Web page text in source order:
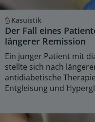
Kasuistik
Der Fall eines
längerer Remission
Ein junger Patient mit
stellte sich nach
antidiabetische
Entgleisung und